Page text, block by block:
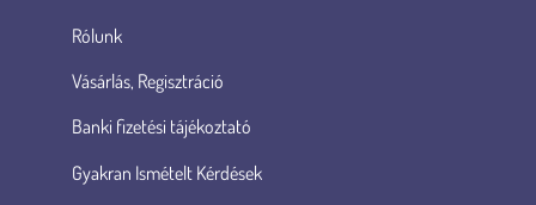
Rólunk
Vásárlás, Regisztráció
Banki fizetési tájékoztató
Gyakran Ismételt Kérdések